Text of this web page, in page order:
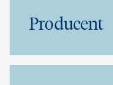
Producent